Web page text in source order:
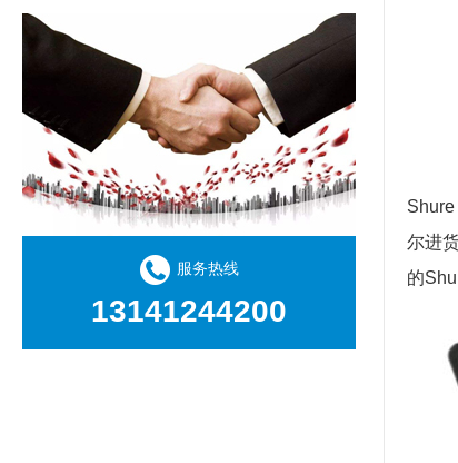
服务热线
13141244200
尔进
的